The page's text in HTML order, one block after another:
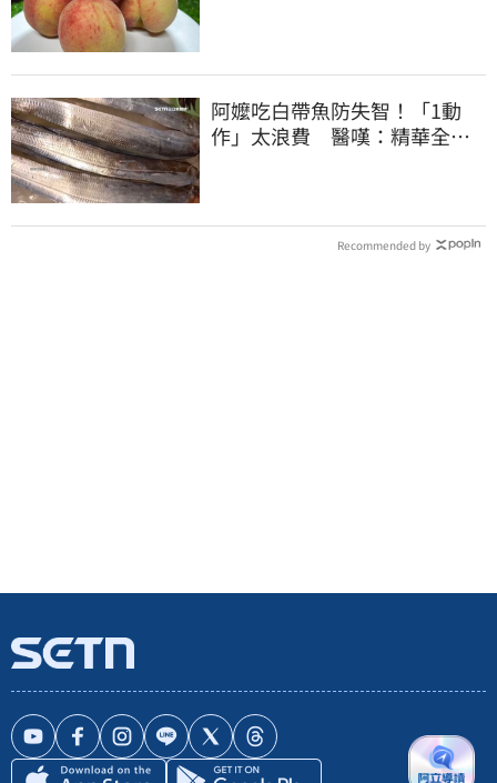
阿嬤吃白帶魚防失智！「1動
作」太浪費 醫嘆：精華全沒
Recommended by